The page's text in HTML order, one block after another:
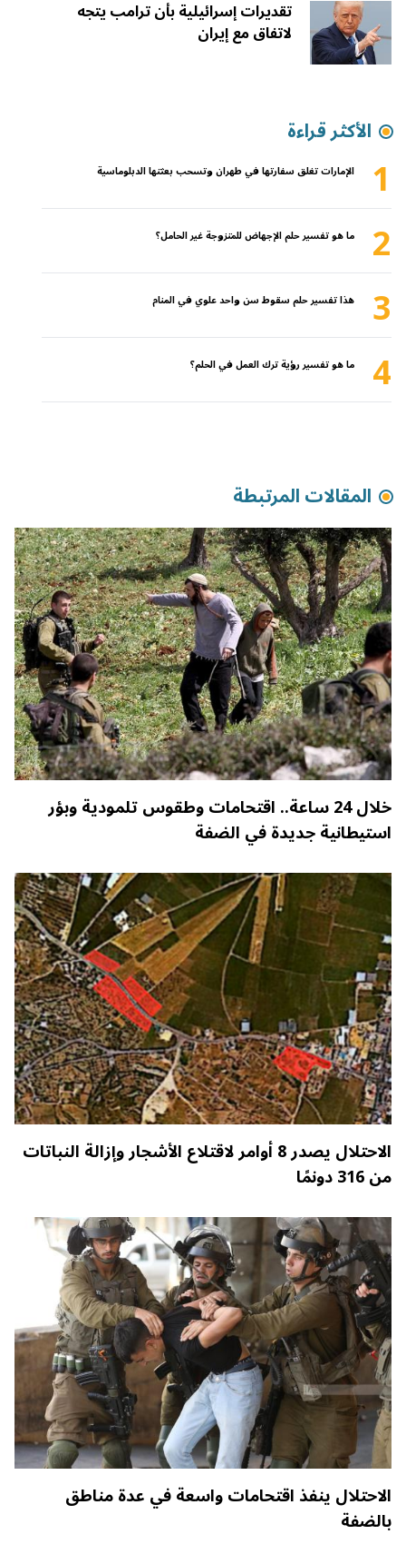
تقديرات إسرائيلية بأن ترامب يتجه
لاتفاق مع إيران
الأكثر قراءة
1 الإمارات تغلق سفارتها في طهران وتسحب بعثتها الدبلوماسية
2 ما هو تفسير حلم الإجهاض للمتزوجة غير الحامل؟
3 هذا تفسير حلم سقوط سن واحد علوي في المنام
4 ما هو تفسير رؤية ترك العمل في الحلم؟
المقالات المرتبطة
خلال 24 ساعة.. اقتحامات وطقوس تلمودية وبؤر
استيطانية جديدة في الضفة
الاحتلال يصدر 8 أوامر لاقتلاع الأشجار وإزالة النباتات
من 316 دونمًا
الاحتلال ينفذ اقتحامات واسعة في عدة مناطق
بالضفة